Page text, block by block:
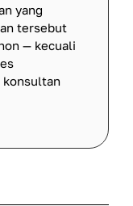
yang
tersebut
— kecuali
konsultan